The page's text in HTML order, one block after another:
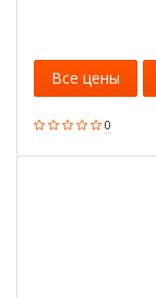
0
Все цены